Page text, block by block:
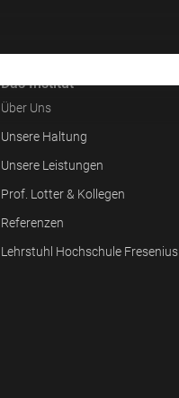
Das Institut
Über Uns
Unsere Haltung
Unsere Leistungen
Prof. Lotter & Kollegen
Referenzen
Lehrstuhl Hochschule Fresenius